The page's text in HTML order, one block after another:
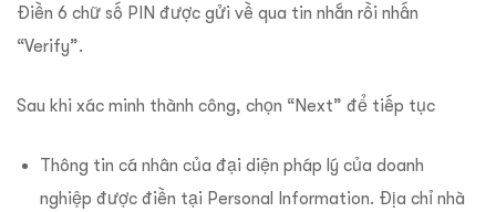
Điền 6 chữ số PIN được gửi về qua tin nhắn rồi nhấn
“Verify”.
Sau khi xác minh thành công, chọn “Next” để tiếp tục
Thông tin cá nhân của đại diện pháp lý của doanh
nghiệp được điền tại Personal Information. Địa chỉ nhà